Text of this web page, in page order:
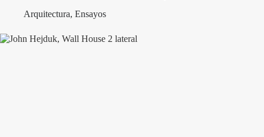
Arquitectura, Ensayos